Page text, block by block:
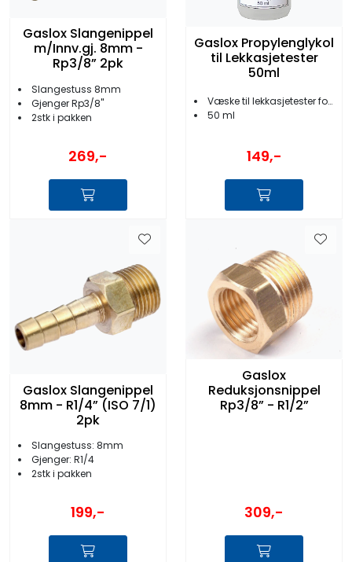
Gaslox Slangenippel
m/Innv.gj. 8mm -
Rp3/8” 2pk
Slangestuss 8mm
Gjenger Rp3/8''
2stk i pakken
269,-
Gaslox Propylenglykol
til Lekkasjetester
50ml
Væske til lekkasjetester for gass
50 ml
149,-
Gaslox Slangenippel
8mm - R1/4” (ISO 7/1)
2pk
Slangestuss: 8mm
Gjenger: R1/4
2stk i pakken
199,-
Gaslox
Reduksjonsnippel
Rp3/8” - R1/2”
309,-